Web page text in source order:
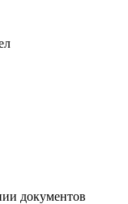
документов